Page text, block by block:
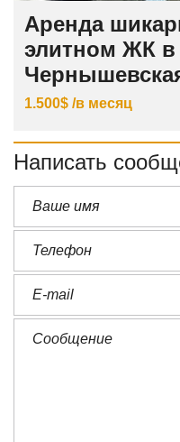
Аренда
элитном ЖК в
1.500$ /в месяц
Написать